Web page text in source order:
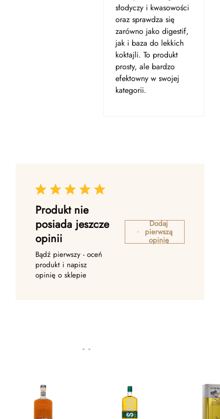
słodyczy i kwasowości
oraz sprawdza się
zarówno jako digestif,
jak i baza do lekkich
koktajli. To produkt
prosty, ale bardzo
efektowny w swojej
kategorii.
Produkt nie
posiada jeszcze
opinii
Bądź pierwszy - oceń
produkt i napisz
opinię o sklepie
Dodaj
pierwszą
opinię